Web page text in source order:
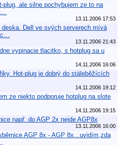
plug, ale silne pochybujem ze to na
13.11.2006 17:53
Dell ve svých serverech mívá
13.11.2006 21:43
vypinacie tlacitko, s hotplug sa u
14.11.2006 16:06
Hot-plug je dobrý do stáleběžících
14.11.2006 19:12
ze niekto podporuje hotplug na slote
14.11.2006 19:15
např. do AGP 2x nejde AGP8x
13.11.2006 16:00
AGP 8x - AGP 8x...uvidím,zda